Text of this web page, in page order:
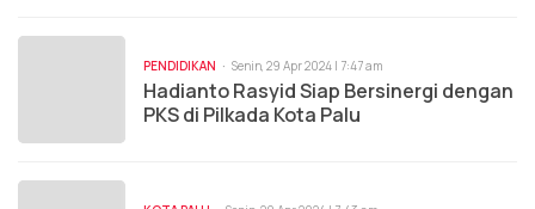
PENDIDIKAN Senin, 29 Apr 2024 | 7:47 am
Hadianto Rasyid Siap Bersinergi dengan
PKS di Pilkada Kota Palu